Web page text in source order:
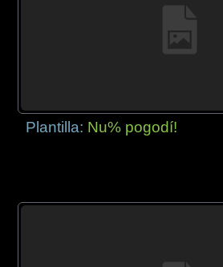
Plantilla: Nu% pogodí!